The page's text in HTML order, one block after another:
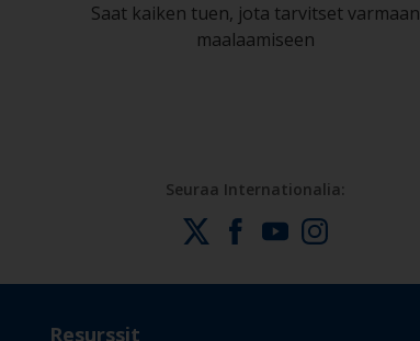
Saat kaiken tuen, jota tarvitset varmaan
maalaamiseen
Seuraa Internationalia:
Resurssit